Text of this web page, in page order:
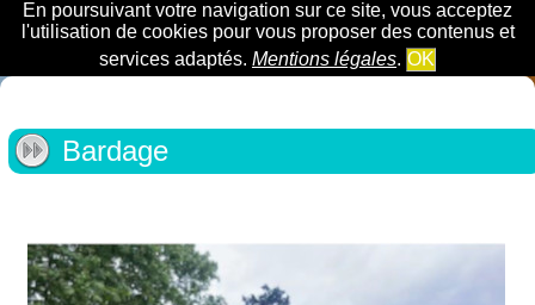
En poursuivant votre navigation sur ce site, vous acceptez
l'utilisation de cookies pour vous proposer des contenus et
services adaptés. Mentions légales. OK
Bardage